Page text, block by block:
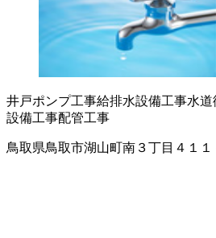
井戸ポンプ工事給排水設備工事水道
設備工事配管工事
鳥取県鳥取市湖山町南３丁目４１１